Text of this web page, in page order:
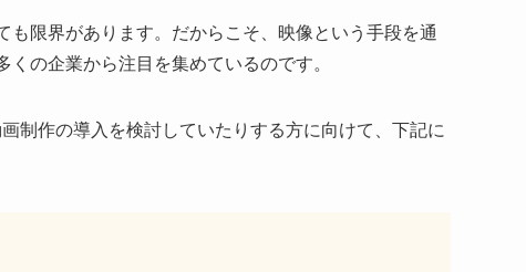
限界があります。だからこそ、映像という手段を通
の企業から注目を集めているのです。
制作の導入を検討していたりする方に向けて、下記に